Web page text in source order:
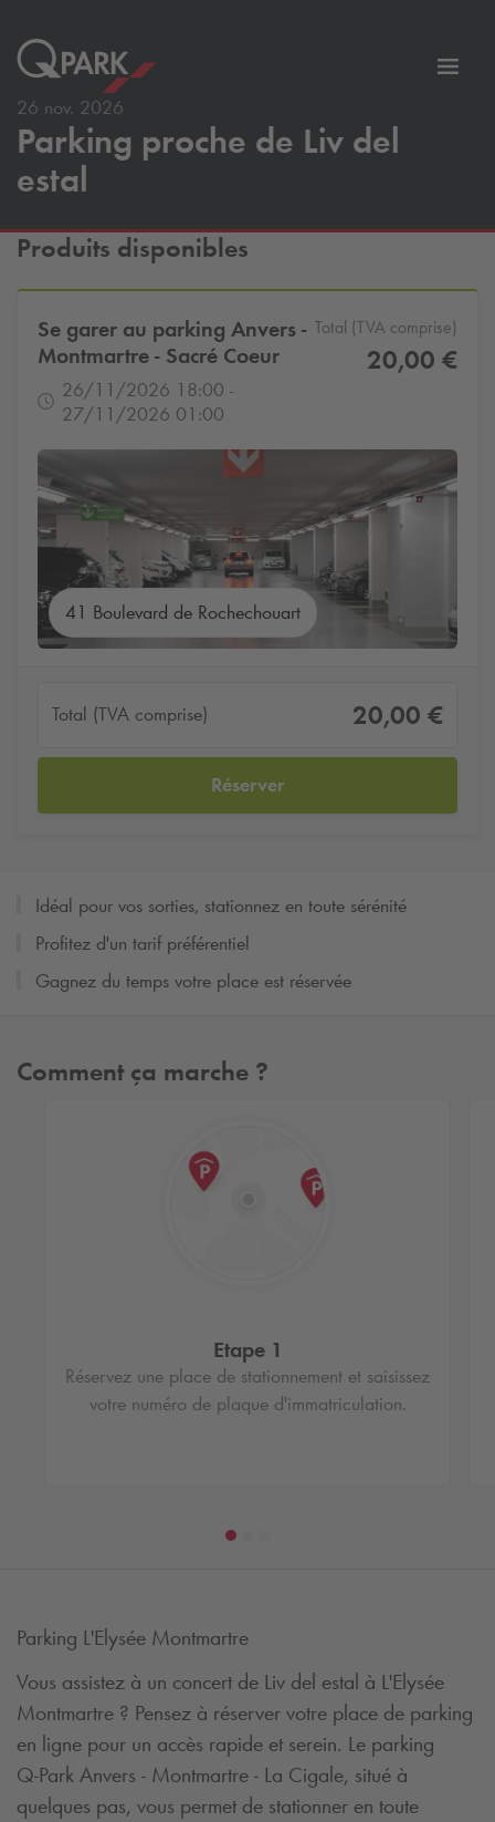
26 nov. 2026
Parking proche de Liv del
estal
Produits disponibles
Se garer au parking Anvers -
Montmartre - Sacré Coeur
26/11/2026 18:00 -
27/11/2026 01:00
Total (TVA comprise)
20,00 €
41 Boulevard de Rochechouart
Total (TVA comprise) 20,00 €
Réserver
Idéal pour vos sorties, stationnez en toute sérénité
Profitez d'un tarif préférentiel
Gagnez du temps votre place est réservée
Comment ça marche ?
Etape 1
Réservez une place de stationnement et saisissez
votre numéro de plaque d'immatriculation.
Parking L'Elysée Montmartre
Vous assistez à un concert de Liv del estal à L'Elysée
Montmartre ? Pensez à réserver votre place de parking
en ligne pour un accès rapide et serein. Le parking
Q-Park Anvers - Montmartre - La Cigale, situé à
quelques pas, vous permet de stationner en toute